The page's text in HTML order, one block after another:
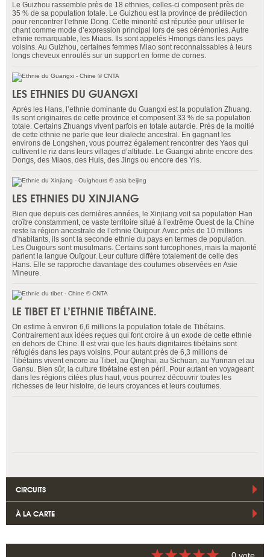
Le Guizhou rassemble près de 18 ethnies, celles-ci composent près de
35 % de sa population totale. Le Guizhou est la province de prédilection
pour rencontrer l’ethnie Dong. Cette minorité est réputée pour utiliser le
chant comme mode d’expression principal lors de ses cérémonies. Autre
ethnie remarquable, les Miaos. Ils sont appelés Hmongs dans les pays
voisins. Au Guizhou, certaines femmes Miao sont reconnaissables à leurs
longs cheveux enroulés sur un support en forme de cornes.
LES ETHNIES DU GUANGXI
Après les Hans, l’ethnie dominante du Guangxi est la population Zhuang.
Ils sont originaires de cette province et composent 33 % de sa population
totale. Certains Zhuangs vivent parfois en totale autarcie. Près de la moitié
de cette ethnie ne parle que leur dialecte ancestral. En gagnant les
environs de Longshen, vous pourrez également rencontrer des Yaos qui
cultivent le riz dans leurs villages d’altitude. Le Guangxi abrite encore des
Dongs, des Miaos, des Huis, des Jings ou encore des Yis.
LES ETHNIES DU XINJIANG
Bien que depuis ces dernières années, le Xinjiang voit sa population Han
croître constamment, ce vaste territoire situé à l’extrême Ouest de la Chine
reste la région ancestrale de l’ethnie Ouïgour. Avec près de 10 millions
d’habitants, ils sont la seconde ethnie du pays en termes de population.
Les Ouïgours sont musulmans. Certains sont turcophones, mais la majorité
parlent la langue Ouïgour. Leur culture diffère totalement de celle des
Hans. Elle se rapproche davantage des coutumes observées en Asie
Mineure.
LE TIBET ET L’ETHNIE TIBÉTAINE.
On estime à environ 6,6 millions la population totale de Tibétains.
Contrairement aux idées reçues qui font croire à un exode de cette ethnie
en dehors de Chine. Il est vrai que les hauts dignitaires tibétains sont
réfugiés dans les pays voisins. Pour autant près de 6,3 millions de
Tibétains vivent encore au Tibet, au Qinghai, au Sichuan, au Yunnan et au
Gansu. Bien sûr, la culture tibétaine est en péril. Pour autant en voyageant
dans les régions citées plus haut, vous pourrez découvrir toutes les
richesses de leur histoire, de leurs croyances et leurs coutumes.
CIRCUITS
À LA CARTE